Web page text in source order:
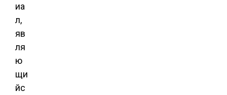
иа
л,
яв
ля
ю
щи
йс